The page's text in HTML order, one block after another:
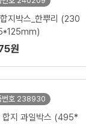
지박스_한뿌리 (230
원
번호 238930
합지 과일박스 (495*